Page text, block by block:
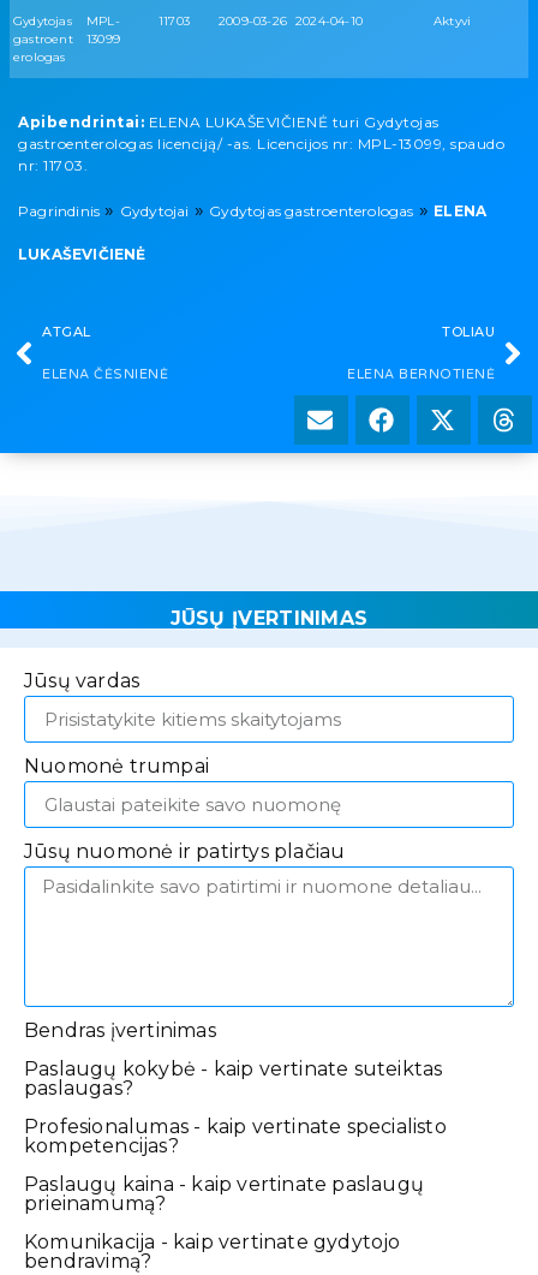
Gydytojas
gastroent
erologas
MPL-
13099
11703 2009-03-26 2024-04-10 Aktyvi
Apibendrintai: ELENA LUKAŠEVIČIENĖ turi Gydytojas
gastroenterologas licenciją/ -as. Licencijos nr: MPL-13099, spaudo
nr: 11703.
Pagrindinis » Gydytojai » Gydytojas gastroenterologas » ELENA
LUKAŠEVIČIENĖ
ATGAL
ELENA ČĖSNIENĖ
TOLIAU
ELENA BERNOTIENĖ
JŪSŲ ĮVERTINIMAS
Jūsų vardas
Nuomonė trumpai
Jūsų nuomonė ir patirtys plačiau
Bendras įvertinimas
Paslaugų kokybė - kaip vertinate suteiktas
paslaugas?
Profesionalumas - kaip vertinate specialisto
kompetencijas?
Paslaugų kaina - kaip vertinate paslaugų
prieinamumą?
Komunikacija - kaip vertinate gydytojo
bendravimą?